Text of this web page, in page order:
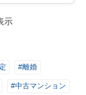
示
#離婚
#中古マンション